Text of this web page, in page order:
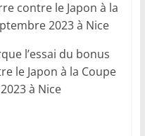
l’essai du bonus
le Japon à la Coupe
à Nice